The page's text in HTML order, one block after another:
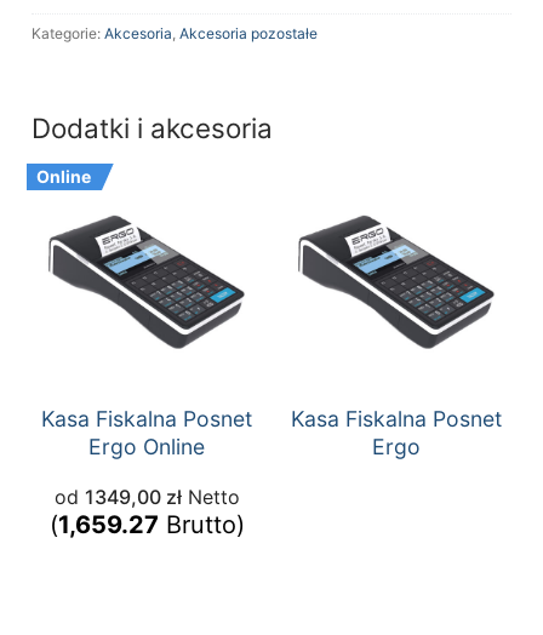
Kategorie: Akcesoria, Akcesoria pozostałe
Dodatki i akcesoria
Online
Kasa Fiskalna Posnet
Ergo Online
od 1349,00 złNetto
(1,659.27 Brutto)
Kasa Fiskalna Posnet
Ergo